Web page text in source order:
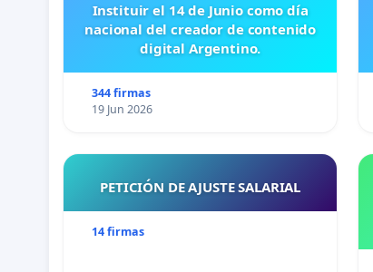
Instituir el 14 de Junio como día
nacional del creador de contenido
digital Argentino.
344 firmas
19 Jun 2026
PETICIÓN DE AJUSTE SALARIAL
14 firmas